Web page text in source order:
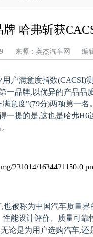
哈弗斩获
来源：奥杰汽车网 编
用户满意度指数(CACSI)
一品牌, 以优异的产品品
意度”(79分)两项第一名
一提的是,这也是哈弗
。
被称为中国汽车质量
能设计评价、质量可靠
论是为用户选购汽车,